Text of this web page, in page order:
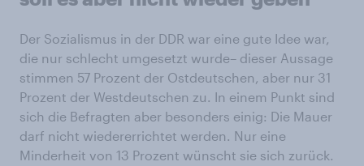
Der Sozialismus in der DDR war eine gute Idee war,
die nur schlecht umgesetzt wurde– dieser Aussage
stimmen 57 Prozent der Ostdeutschen, aber nur 31
Prozent der Westdeutschen zu. In einem Punkt sind
sich die Befragten aber besonders einig: Die Mauer
darf nicht wiedererrichtet werden. Nur eine
Minderheit von 13 Prozent wünscht sie sich zurück.